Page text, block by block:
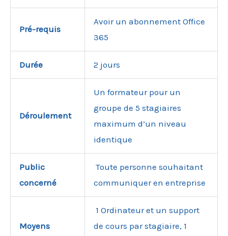
Pré-requis
Avoir un abonnement Office
365
Durée 2 jours
Déroulement
Un formateur pour un
groupe de 5 stagiaires
maximum d’un niveau
identique
Public
concerné
Toute personne souhaitant
communiquer en entreprise
Moyens
1 Ordinateur et un support
de cours par stagiaire, 1